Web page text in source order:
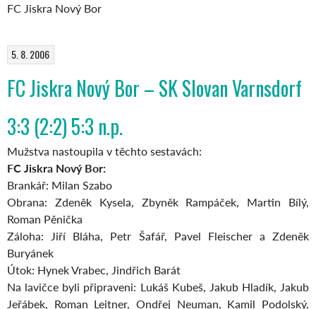
FC Jiskra Nový Bor
5. 8. 2006
FC Jiskra Nový Bor – SK Slovan Varnsdorf
3:3 (2:2) 5:3 n.p.
Mužstva nastoupila v těchto sestavách:
FC Jiskra Nový Bor:
Brankář: Milan Szabo
Obrana: Zdeněk Kysela, Zbyněk Rampáček, Martin Bílý,
Roman Pěnička
Záloha: Jiří Bláha, Petr Šafář, Pavel Fleischer a Zdeněk
Buryánek
Útok: Hynek Vrabec, Jindřich Barát
Na lavičce byli připraveni: Lukáš Kubeš, Jakub Hladík, Jakub
Jeřábek, Roman Leitner, Ondřej Neuman, Kamil Podolský,